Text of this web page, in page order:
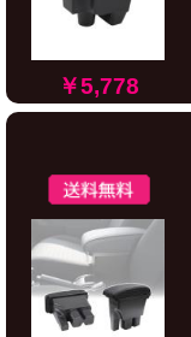
￥5,778